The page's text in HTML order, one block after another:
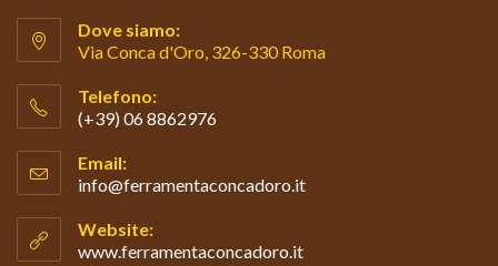
Dove siamo:
Via Conca d'Oro, 326-330 Roma
Telefono:
(+39) 06 8862976
in
your
application
Email:
info@ferramentaconcadoro.itOpens
Website:
www.ferramentaconcadoro.it